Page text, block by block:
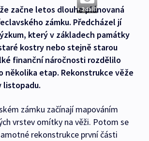
+ 2 další
začne letos dlouho plánovaná
zámku. Předcházel jí
který v základech památky
kostry nebo stejně starou
finanční náročnosti rozdělilo
několika etap. Rekonstrukce věže
listopadu.
zámku začínají mapováním
vrstev omítky na věži. Potom se
rekonstrukce první části